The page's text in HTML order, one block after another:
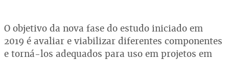
O objetivo da nova fase do estudo iniciado em
2019 é avaliar e viabilizar diferentes componentes
e torná-los adequados para uso em projetos em